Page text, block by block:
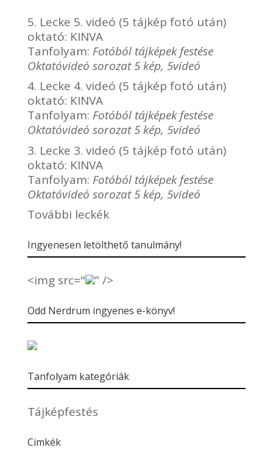
5. Lecke 5. videó (5 tájkép fotó után)
oktató: KINVA
Tanfolyam: Fotóból tájképek festése
Oktatóvideó sorozat 5 kép, 5videó
4. Lecke 4. videó (5 tájkép fotó után)
oktató: KINVA
Tanfolyam: Fotóból tájképek festése
Oktatóvideó sorozat 5 kép, 5videó
3. Lecke 3. videó (5 tájkép fotó után)
oktató: KINVA
Tanfolyam: Fotóból tájképek festése
Oktatóvideó sorozat 5 kép, 5videó
További leckék
Ingyenesen letölthető tanulmány!
<img src=" ” />
Odd Nerdrum ingyenes e-könyv!
Tanfolyam kategóriák
Tájképfestés
Cimkék